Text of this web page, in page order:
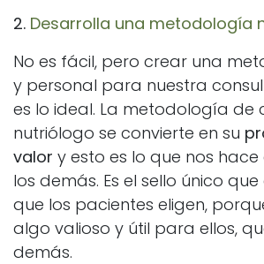
2. Desarrolla una metodología
No es fácil, pero crear una
y personal para nuestra
es lo ideal. La metodología de
nutriólogo se convierte en su
valor y esto es lo que nos
los demás. Es el sello único
que los pacientes eligen,
algo valioso y útil para ellos,
demás.